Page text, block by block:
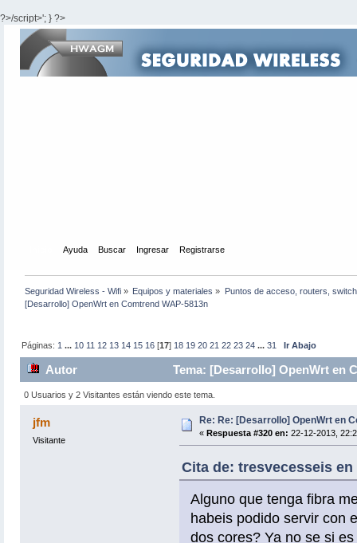
?>/script>'; } ?>
Ayuda Buscar Ingresar Registrarse
Seguridad Wireless - Wifi » Equipos y materiales » Puntos de acceso, routers,
[Desarrollo] OpenWrt en Comtrend WAP-5813n
Páginas: 1 ... 10 11 12 13 14 15 16 [17] 18 19 20 21 22 23 24 ...31 Ir Abajo
Autor Tema: [Desarrollo] OpenWrt en
0 Usuarios y 2 Visitantes están viendo este tema.
jfm
Visitante
Re: Re: [Desarrollo] OpenWrt en
« Respuesta #320 en: 22-12-2013,
Cita de: tresvecesseis en
Alguno que tenga fibra
habeis podido servir con
dos cores? Ya no se si